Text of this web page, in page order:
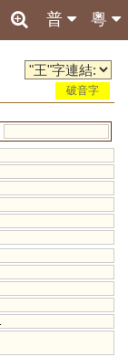
粵
普
破音字